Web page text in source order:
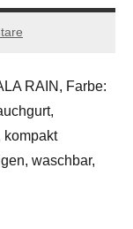
RAIN, Farbe:
kompakt
waschbar,